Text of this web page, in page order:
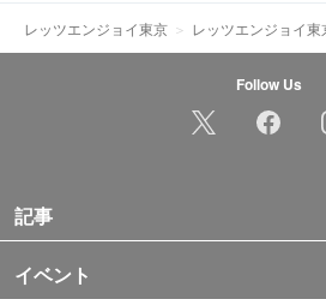
レッツエンジョイ東京 レッツエンジョイ
Follow Us
記事
イベント